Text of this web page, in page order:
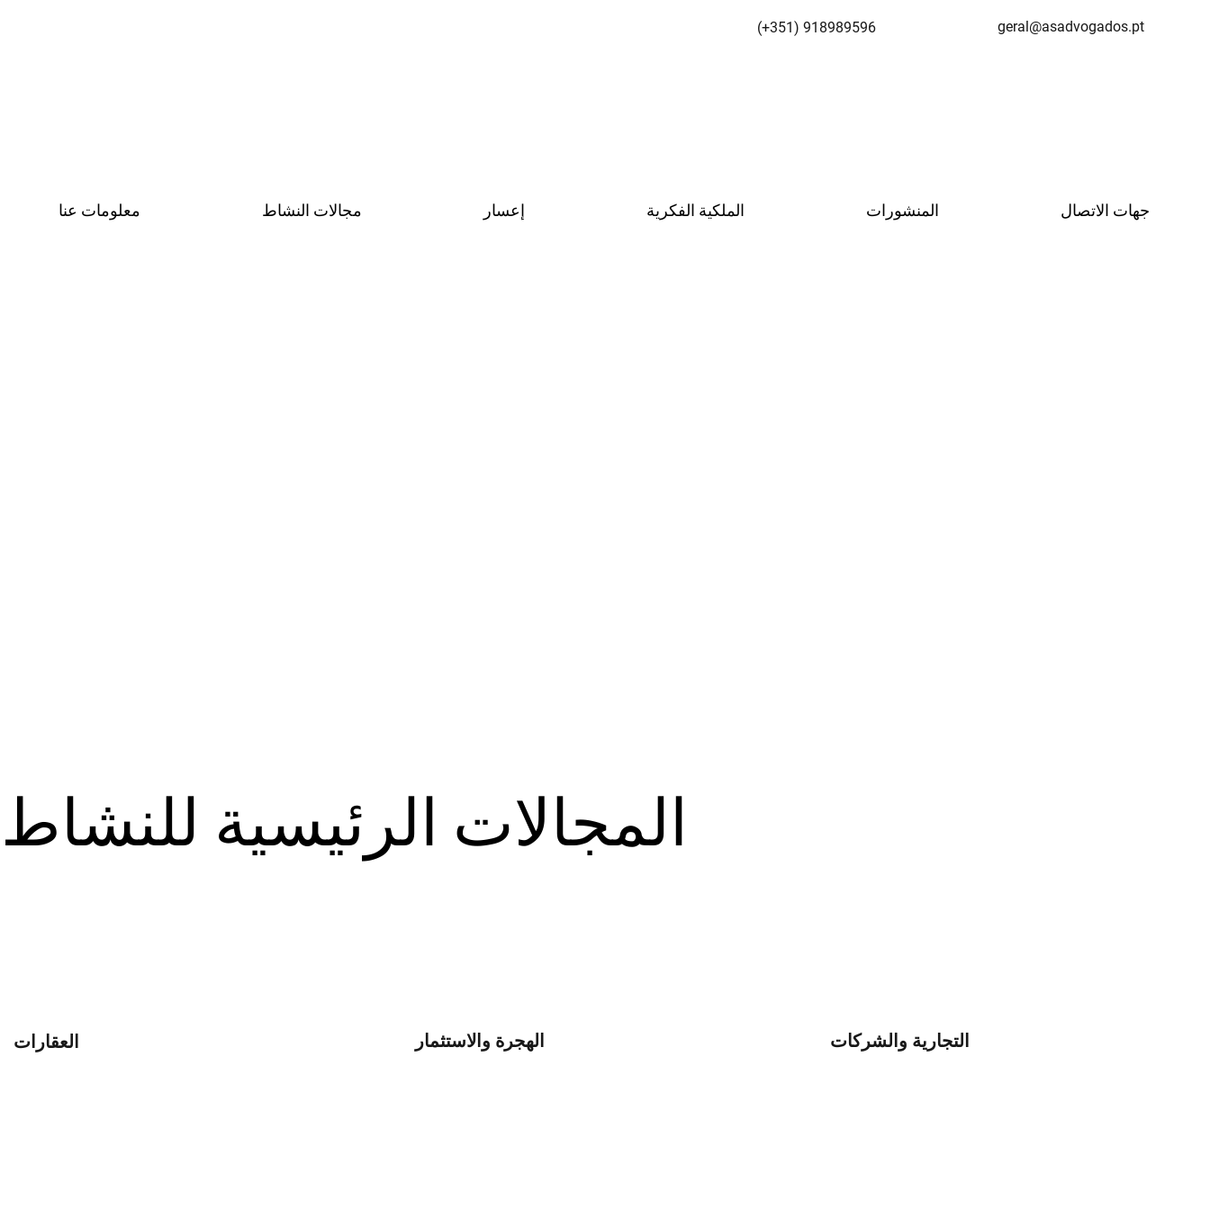
(+351) 918989596 geral@asadvogados.pt
معلومات عنا مجالات النشاط إعسار الملكية الفكرية المنشورات جهات الاتصال
التجارية والشركات الهجرة والاستثمار العقارات
المجالات الرئيسية للنشاط